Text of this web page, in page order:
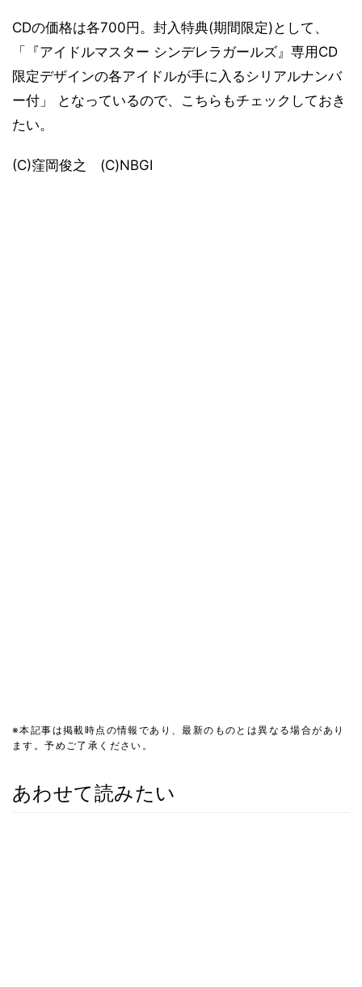
CDの価格は各700円。封入特典(期間限定)として、
「『アイドルマスター シンデレラガールズ』専用CD
限定デザインの各アイドルが手に入るシリアルナンバ
ー付」 となっているので、こちらもチェックしておき
たい。
(C)窪岡俊之 (C)NBGI
※本記事は掲載時点の情報であり、最新のものとは異なる場合があり
ます。予めご了承ください。
あわせて読みたい